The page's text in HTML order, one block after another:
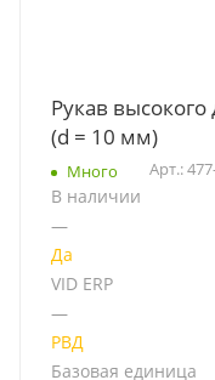
Рукав
(d = 10 мм)
Много Арт.:
В наличии
—
Да
VID ERP
—
РВД
Базовая единица